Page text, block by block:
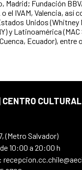
Madrid; Fundación
el IVAM, Valencia, así
Unidos (Whitney
y Latinoamérica
Ecuador), entre
CENTRO
(Metro Salvador)
10:00 a 20:00 h